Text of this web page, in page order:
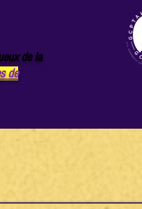
de la
de